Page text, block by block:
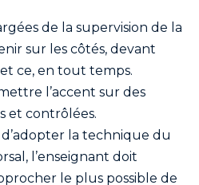
de la supervision de la
sur les côtés, devant
ce, en tout temps.
l’accent sur des
et contrôlées.
la technique du
l’enseignant doit
le plus possible de